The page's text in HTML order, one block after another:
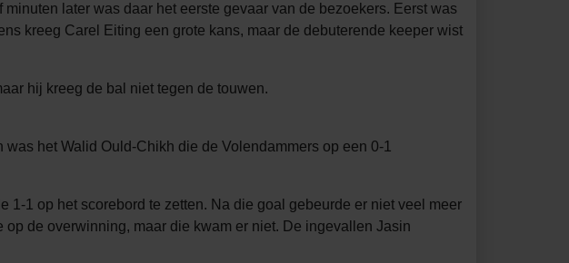
later was daar het eerste gevaar van de bezoekers. Eerst was
kreeg Carel Eiting een grote kans, maar de debuterende keeper wist
hij kreeg de bal niet tegen de touwen.
het Walid Ould-Chikh die de Volendammers op een 0-1
1 op het scorebord te zetten. Na die goal gebeurde er niet veel meer
de overwinning, maar die kwam er niet. De ingevallen Jasin